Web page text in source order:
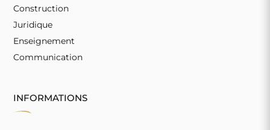
Construction
Juridique
Enseignement
Communication
INFORMATIONS